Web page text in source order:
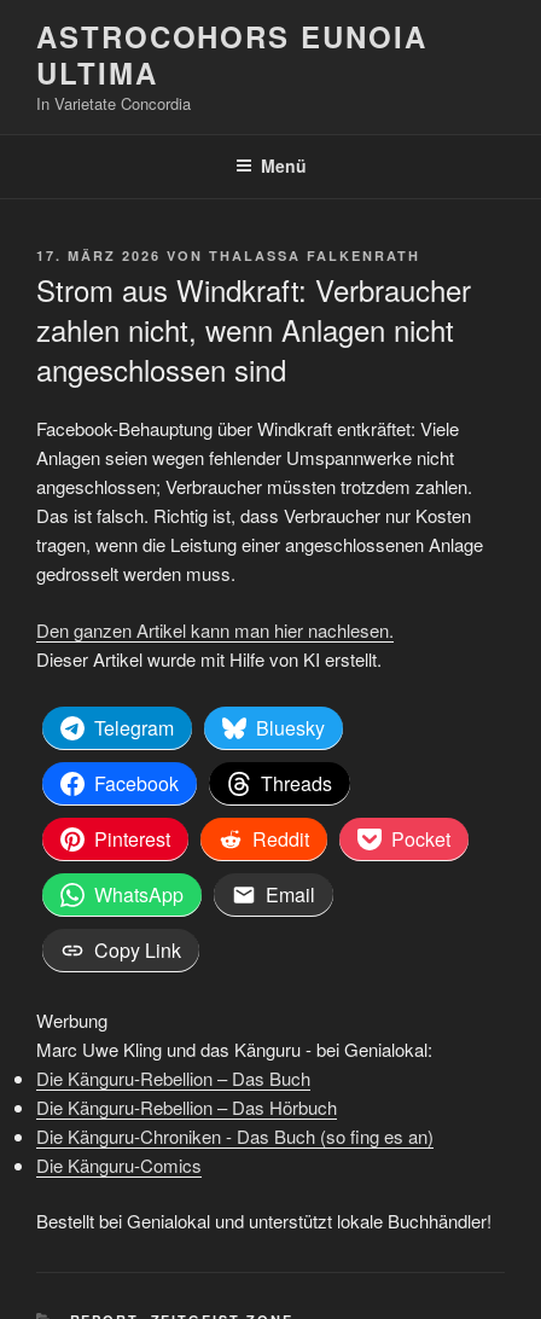
Inhalt
springen
ASTROCOHORS EUNOIA
ULTIMA
In Varietate Concordia
Menü
VERÖFFENTLICHT
17. MÄRZ 2026 VON THALASSA FALKENRATH
Strom aus Windkraft: Verbraucher
zahlen nicht, wenn Anlagen nicht
angeschlossen sind
Facebook-Behauptung über Windkraft entkräftet: Viele
Anlagen seien wegen fehlender Umspannwerke nicht
angeschlossen; Verbraucher müssten trotzdem zahlen.
Das ist falsch. Richtig ist, dass Verbraucher nur Kosten
tragen, wenn die Leistung einer angeschlossenen Anlage
gedrosselt werden muss.
Den ganzen Artikel kann man hier nachlesen.
Dieser Artikel wurde mit Hilfe von KI erstellt.
Telegram
Bluesky
Facebook
Threads
Pinterest
Reddit
Pocket
WhatsApp
Email
Copy Link
Werbung
Marc Uwe Kling und das Känguru - bei Genialokal:
Die Känguru-Rebellion – Das Buch
Die Känguru-Rebellion – Das Hörbuch
Die Känguru-Chroniken - Das Buch (so fing es an)
Die Känguru-Comics
Bestellt bei Genialokal und unterstützt lokale Buchhändler!